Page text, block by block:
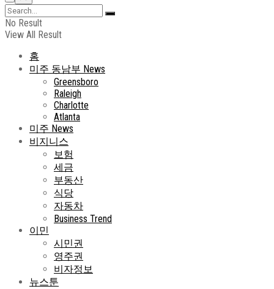
No Result
View All Result
홈
미주 동남부 News
Greensboro
Raleigh
Charlotte
Atlanta
미주 News
비지니스
보험
세금
부동산
식당
자동차
Business Trend
이민
시민권
영주권
비자정보
뉴스툰